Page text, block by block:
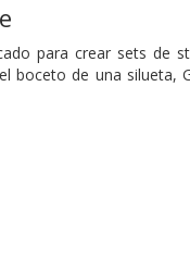
para crear sets
boceto de una